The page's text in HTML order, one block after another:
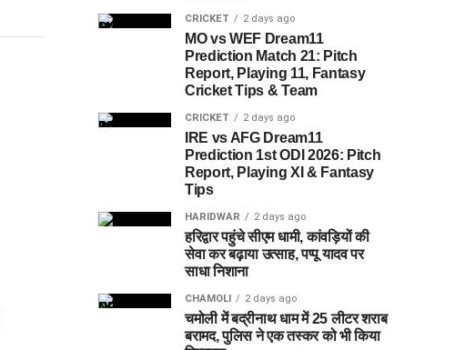
CRICKET 2 days ago
MO vs WEF Dream11
Prediction Match 21: Pitch
Report, Playing 11, Fantasy
Cricket Tips & Team
CRICKET 2 days ago
IRE vs AFG Dream11
Prediction 1st ODI 2026: Pitch
Report, Playing XI & Fantasy
Tips
HARIDWAR 2 days ago
हरिद्वार पहुंचे सीएम धामी, कांवड़ियों की
सेवा कर बढ़ाया उत्साह, पप्पू यादव पर
साधा निशाना
CHAMOLI 2 days ago
चमोली में बद्रीनाथ धाम में 25 लीटर शराब
बरामद, पुलिस ने एक तस्कर को भी किया